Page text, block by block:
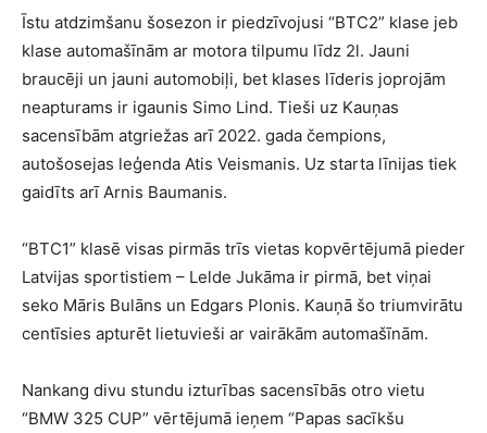
Īstu atdzimšanu šosezon ir piedzīvojusi “BTC2” klase jeb
klase automašīnām ar motora tilpumu līdz 2l. Jauni
braucēji un jauni automobiļi, bet klases līderis joprojām
neapturams ir igaunis Simo Lind. Tieši uz Kauņas
sacensībām atgriežas arī 2022. gada čempions,
autošosejas leģenda Atis Veismanis. Uz starta līnijas tiek
gaidīts arī Arnis Baumanis.
“BTC1” klasē visas pirmās trīs vietas kopvērtējumā pieder
Latvijas sportistiem – Lelde Jukāma ir pirmā, bet viņai
seko Māris Bulāns un Edgars Plonis. Kauņā šo triumvirātu
centīsies apturēt lietuvieši ar vairākām automašīnām.
Nankang divu stundu izturības sacensībās otro vietu
“BMW 325 CUP” vērtējumā ieņem “Papas sacīkšu